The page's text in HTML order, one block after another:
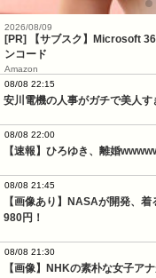
2026/08/09
[PR] 【サブスク】Microsoft
ンコード
Amazon
08/08 22:15
安川電機の人事がガチで美人
08/08 22:00
【速報】ひろゆき、離婚
08/08 21:45
【画像あり】NASAが開発、
980円！
08/08 21:30
【画像】NHKの素朴な女子ア